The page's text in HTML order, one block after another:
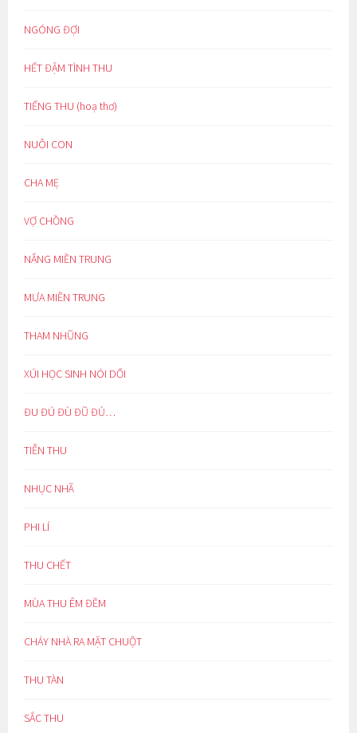
NGÓNG ĐỢI
HẾT ĐẬM TÌNH THU
TIẾNG THU (hoạ thơ)
NUÔI CON
CHA MẸ
VỢ CHỒNG
NẮNG MIỀN TRUNG
MƯA MIỀN TRUNG
THAM NHŨNG
XÚI HỌC SINH NÓI DỐI
ĐU ĐÚ ĐÙ ĐŨ ĐỦ…
TIỄN THU
NHỤC NHÃ
PHI LÍ
THU CHẾT
MÙA THU ÊM ĐỀM
CHÁY NHÀ RA MẶT CHUỘT
THU TÀN
SẮC THU